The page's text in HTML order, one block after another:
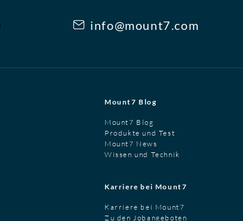
info@mount7.com
Mount7 Blog
Mount7 Blog
Produkte und Test
Mount7 News
Wissen und Technik
Karriere bei Mount7
Karriere bei Mount7
Zu den Jobangeboten